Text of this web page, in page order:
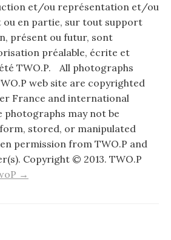
et/ou représentation et/ou
ou en partie, sur tout support
présent ou futur, sont
préalable, écrite et
TWO.P. All photographs
web site are copyrighted
France and international
photographs may not be
stored, or manipulated
permission from TWO.P and
Copyright © 2013. TWO.P
→